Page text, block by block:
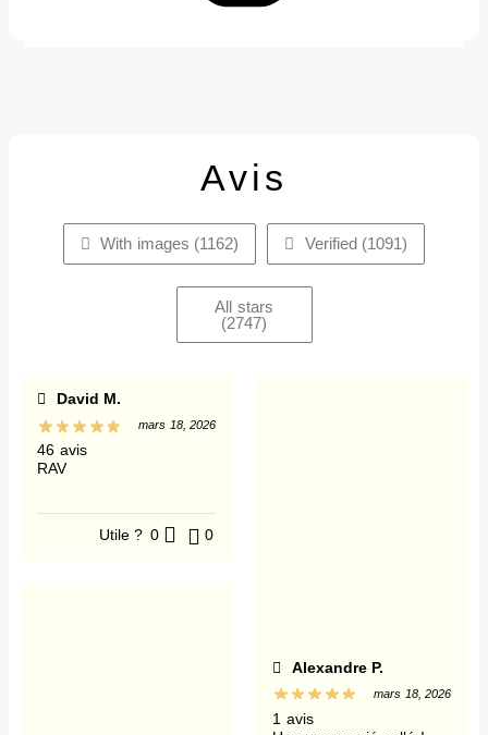
Avis
With images (1162) Verified (1091)
All stars
(2747)
David M.
46 avis
mars 18, 2026
RAV
Utile ? 0 0
Alexandre P.
1 avis
mars 18, 2026